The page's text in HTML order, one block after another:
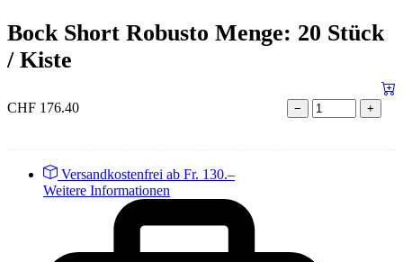
Bock Short Robusto Menge: 20 Stück
/ Kiste
CHF 176.40 − +
Versandkostenfrei ab Fr. 130.–
Weitere Informationen